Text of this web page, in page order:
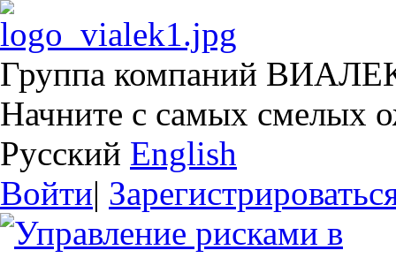
Группа компаний
Начните с самых смелых
Русский English
Войти|